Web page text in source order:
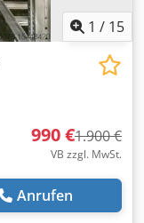
1 / 15
990 €1.900 €
VB zzgl. MwSt.
Anrufen